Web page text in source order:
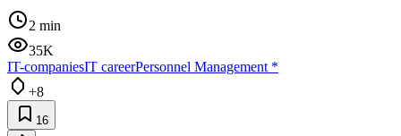
2 min
35K
IT-companiesIT careerPersonnel Management *
+8
16